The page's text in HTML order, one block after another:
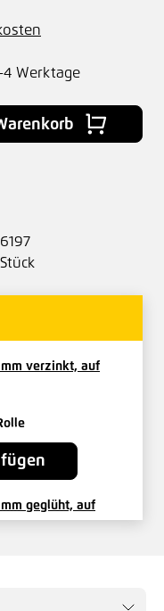
Werktage
gewünschten
verzinkt, auf
geglüht, auf